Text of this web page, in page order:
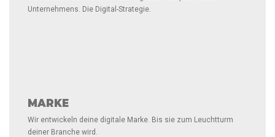
Unternehmens. Die Digital-Strategie.
MARKE
Wir entwickeln deine digitale Marke. Bis sie zum Leuchtturm
deiner Branche wird.